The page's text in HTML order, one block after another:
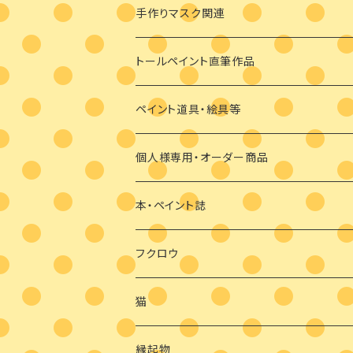
ペンダント
その他
ビギナーさま向け
デザインパケット
ビギナーさま向け
干支の羽子板
ウッドバーニング
素材のみ
メガネケース
その他
手作りマスク関連
手描き絵付けマスク
手作り布マスク
マスクブローチ
トールペイント直筆作品
ペイント道具・絵具等
個人様専用・オーダー商品
本・ペイント誌
日めくりカレンダーオハナとイロとフクロウ
フクロウ
猫
縁起物